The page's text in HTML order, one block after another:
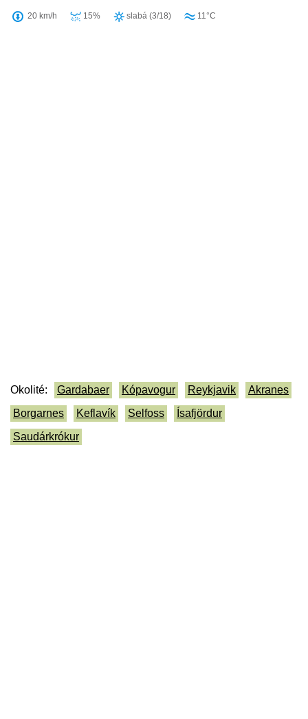
20 km/h 15% slabá (3/18) 11°C
Okolité: Gardabaer Kópavogur Reykjavik
Akranes
Borgarnes
Keflavík Selfoss
Ísafjördur
Saudárkrókur